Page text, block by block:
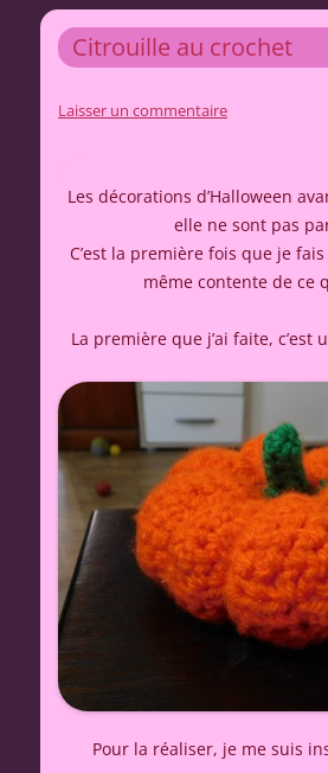
Citrouille au crochet
Laisser un commentaire
Les décorations d’Halloween
elle ne sont pas
C’est la première fois que je
même contente de ce
La première que j’ai faite, c’est
Pour la réaliser, je me suis